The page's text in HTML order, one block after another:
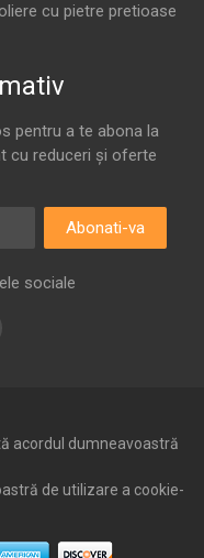
cu pietre pretioase
pentru a te abona la
cu reduceri și oferte
Abonati-va
sociale
acordul dumneavoastră
de utilizare a cookie-